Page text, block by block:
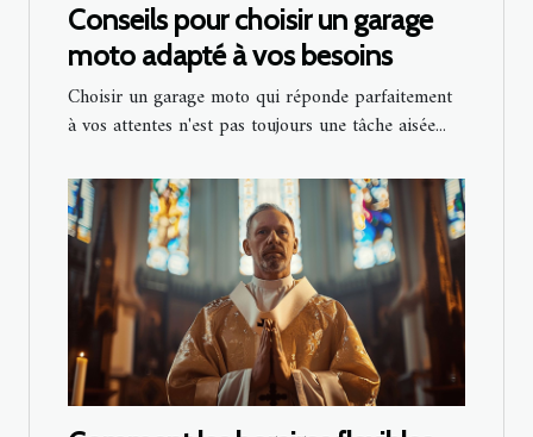
Conseils pour choisir un garage
moto adapté à vos besoins
Choisir un garage moto qui réponde parfaitement
à vos attentes n'est pas toujours une tâche aisée...